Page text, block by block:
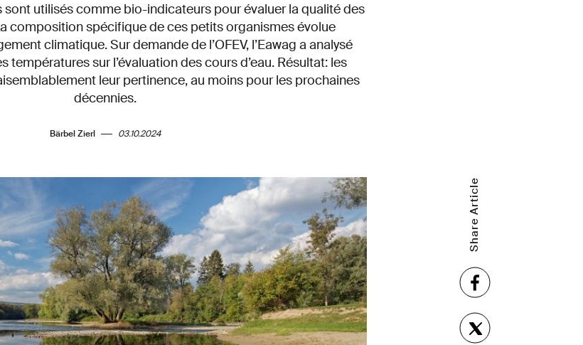
utilisés comme bio-indicateurs pour évaluer la qualité des
composition spécifique de ces petits organismes évolue
climatique. Sur demande de l’OFEV, l’Eawag a analysé
températures sur l’évaluation des cours d’eau. Résultat: les
leur pertinence, au moins pour les prochaines
décennies.
Bärbel Zierl 03.10.2024
Share Article